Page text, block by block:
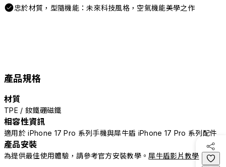
忠於材質，型隨機能：未來科技風格，空氣機能美學之作
產品規格
材質
TPE / 釹鐵硼磁鐵
相容性資訊
適用於 iPhone 17 Pro 系列手機與犀牛盾 iPhone 17 Pro 系列配件
產品安裝
為提供最佳使用體驗，請參考官方安裝教學。 犀牛盾影片教學